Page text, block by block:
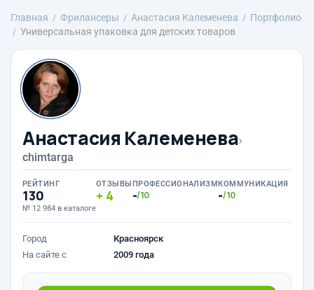
Главная Фрилансеры Анастасия Калеменева
Портфолио
Универсальная упаковка для детских товаров
Анастасия Калеменева›
chimtarga
РЕЙТИНГ
130
№ 12 984 в каталоге
ОТЗЫВЫ
4
ПРОФЕССИОНАЛИЗМ
-/10
КОММУНИКАЦИЯ
-/10
Город
Красноярск
На сайте с
2009 года